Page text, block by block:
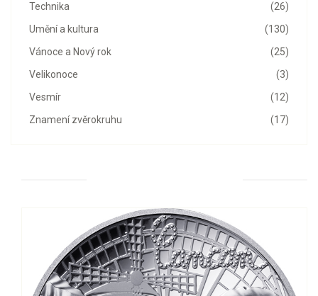
(26)
Technika
(130)
Umění a kultura
(25)
Vánoce a Nový rok
(3)
Velikonoce
(12)
Vesmír
(17)
Znamení zvěrokruhu